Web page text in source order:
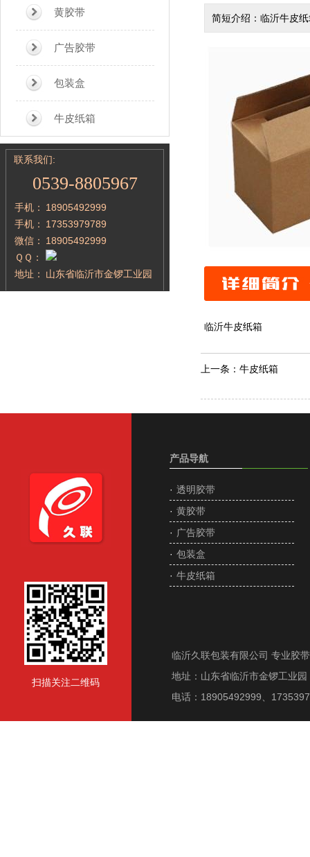
黄胶带
广告胶带
包装盒
牛皮纸箱
联系我们:
0539-8805967
手机：
18905492999
手机：
17353979789
微信：
18905492999
ＱＱ：
地址：
山东省临沂市金锣工业园
简短介绍：临沂牛皮
临沂牛皮纸箱
上一条： 牛皮纸箱
扫描关注二维码
产品导航
· 透明胶带
· 黄胶带
· 广告胶带
· 包装盒
· 牛皮纸箱
临沂久联包装有限公司 专业胶
地址：山东省临沂市金锣工业
电话：18905492999、